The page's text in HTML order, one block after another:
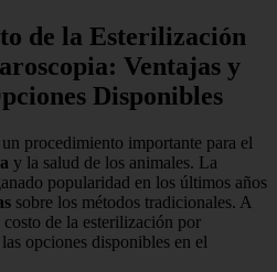
de la Esterilización
Ventajas y
Disponibles
un procedimiento importante para el
y la salud de los animales. La
popularidad en los últimos años
sobre los métodos tradicionales. A
de la esterilización por
opciones disponibles en el